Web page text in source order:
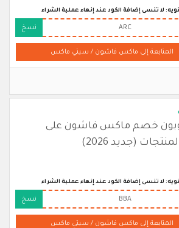
لا تنسى إضافة الكود عند إنهاء عملية الشراء
ARC نسخ
المتابعة إلى ماكس فاشون / سيتي ماكس
كوبون خصم ماكس فاشون على
(جديد 2026)
لا تنسى إضافة الكود عند إنهاء عملية الشراء
BBA نسخ
المتابعة إلى ماكس فاشون / سيتي ماكس